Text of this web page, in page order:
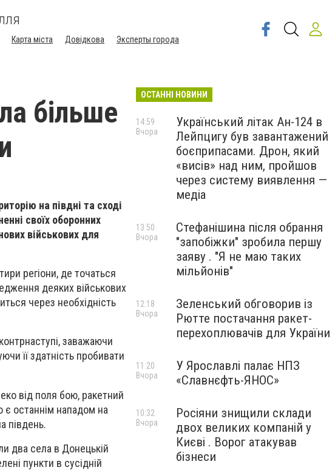
Карта міста Довідкова Эксперты города
більше
на півдні та сході
своїх оборонних
військових для
регіони, де точаться
деяких військових
через необхідність
заважаючи
її здатність пробивати
від поля бою, ракетний
є останнім нападом на
південь.
два села в Донецькій
пункти в сусідній
ОСТАННІ НОВИНИ
Український літак Ан-124 в
Лейпцигу був завантажений
боєприпасами. Дрон, який
«висів» над ним, пройшов
через систему виявлення —
медіа
14:59
Вчора
Стефанішина після обрання
"запобіжки" зробила першу
заяву . "Я не маю таких
мільйонів"
13:50
Вчора
Зеленський обговорив із
Рютте постачання ракет-
перехоплювачів для України
12:18
Вчора
У Ярославлі палає НПЗ
«Славнєфть-ЯНОС»
11:20
Вчора
Росіяни знищили склади
двох великих компаній у
Києві . Ворог атакував
бізнеси
10:32
Вчора